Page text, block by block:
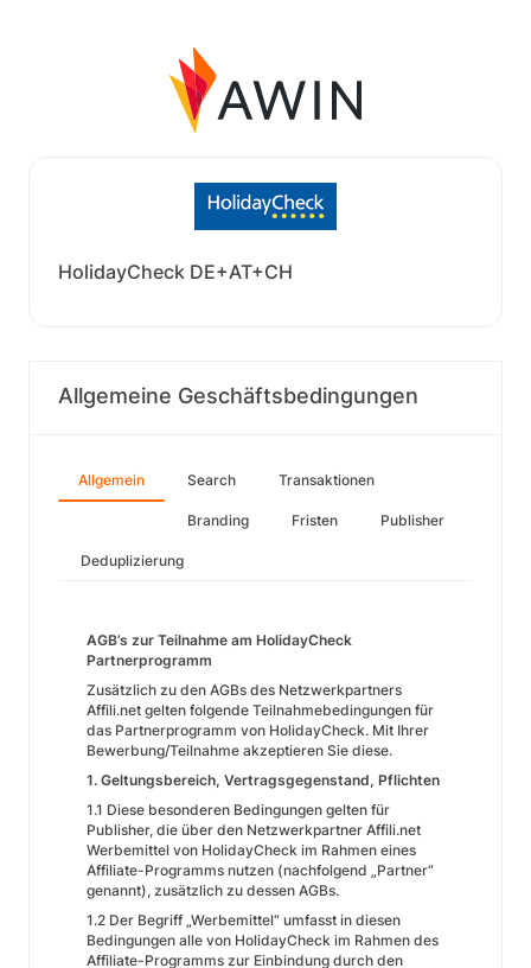
HolidayCheck DE+AT+CH
Allgemeine Geschäftsbedingungen
Allgemein Search Transaktionen
Branding Fristen Publisher
Deduplizierung
AGB’s zur Teilnahme am HolidayCheck
Partnerprogramm
Zusätzlich zu den AGBs des Netzwerkpartners
Affili.net gelten folgende Teilnahmebedingungen für
das Partnerprogramm von HolidayCheck. Mit Ihrer
Bewerbung/Teilnahme akzeptieren Sie diese.
1. Geltungsbereich, Vertragsgegenstand, Pflichten
1.1 Diese besonderen Bedingungen gelten für
Publisher, die über den Netzwerkpartner Affili.net
Werbemittel von HolidayCheck im Rahmen eines
Affiliate-Programms nutzen (nachfolgend „Partner“
genannt), zusätzlich zu dessen AGBs.
1.2 Der Begriff „Werbemittel“ umfasst in diesen
Bedingungen alle von HolidayCheck im Rahmen des
Affiliate-Programms zur Einbindung durch den